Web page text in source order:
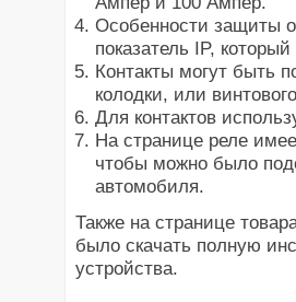
Особенности защиты
показатель IP,
Контакты могут быть
колодки, или
Для контактов
На странице реле
чтобы можно было
автомобиля.
Также на странице
было скачать полную
устройства.